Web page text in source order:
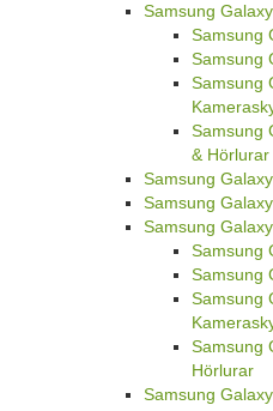
Samsung
Samsung
Samsung
Samsung
Samsung
& Hörlurar
Samsung
Samsung
Samsung
Samsung
Samsung
Samsung
Samsung
Hörlurar
Samsung